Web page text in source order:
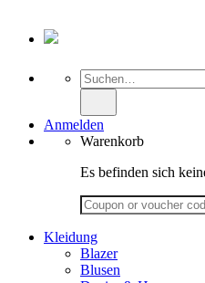
Suche
nach:
Anmelden
Warenkorb
Es befinden sich
Kleidung
Blazer
Blusen